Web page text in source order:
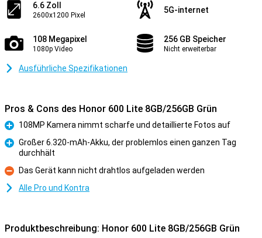
6.6 Zoll
2600x1200 Pixel
5G-internet
108 Megapixel
1080p Video
256 GB Speicher
Nicht erweiterbar
Ausführliche Spezifikationen
Pros & Cons des Honor 600 Lite 8GB/256GB Grün
Pro
108MP Kamera nimmt scharfe und detaillierte Fotos auf
Großer 6.320-mAh-Akku, der problemlos einen ganzen Tag
durchhält
Kontra
Das Gerät kann nicht drahtlos aufgeladen werden
Alle Pro und Kontra
Produktbeschreibung: Honor 600 Lite 8GB/256GB Grün